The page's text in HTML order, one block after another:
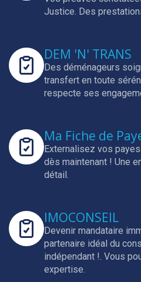
Justice. Des
DEM 'N' TRANS
Des déménageurs
transfert en toute
respecte ses
Ma Fiche de
Externalisez vos
dès maintenant ! Une
détail.
IMOCONSEIL
Devenir mandataire
partenaire idéal du
indépendant !. Vous
expertise.